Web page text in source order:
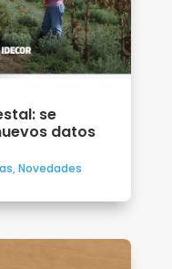
se
datos
,Novedades